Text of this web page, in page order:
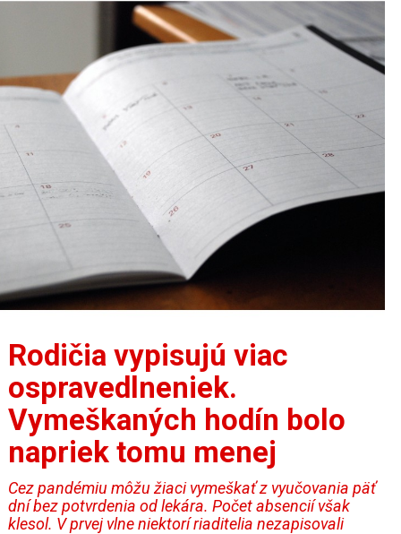
Rodičia vypisujú viac
ospravedlneniek.
Vymeškaných hodín bolo
napriek tomu menej
Cez pandémiu môžu žiaci vymeškať z vyučovania päť
dní bez potvrdenia od lekára. Počet absencií však
klesol. V prvej vlne niektorí riaditelia nezapisovali